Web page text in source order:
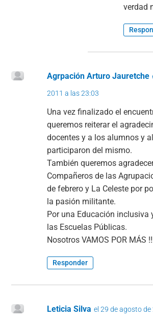
verdad
Agrpación Arturo Jauretche
2011 a las 23:03
Una vez finalizado el
queremos reiterar el
docentes y a los alumnos y
participaron del mismo.
También queremos
Compañeros de las
de febrero y La Celeste por
la pasión militante.
Por una Educación inclusiva
las Escuelas Públicas.
Nosotros VAMOS POR MÁS
Responder
Leticia Silva el 29 de agosto